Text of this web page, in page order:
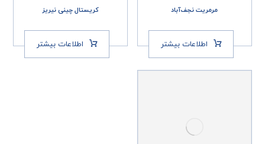
مرمریت نجف‌آباد
اطلاعات بیشتر
کریستال چینی نیریز
اطلاعات بیشتر